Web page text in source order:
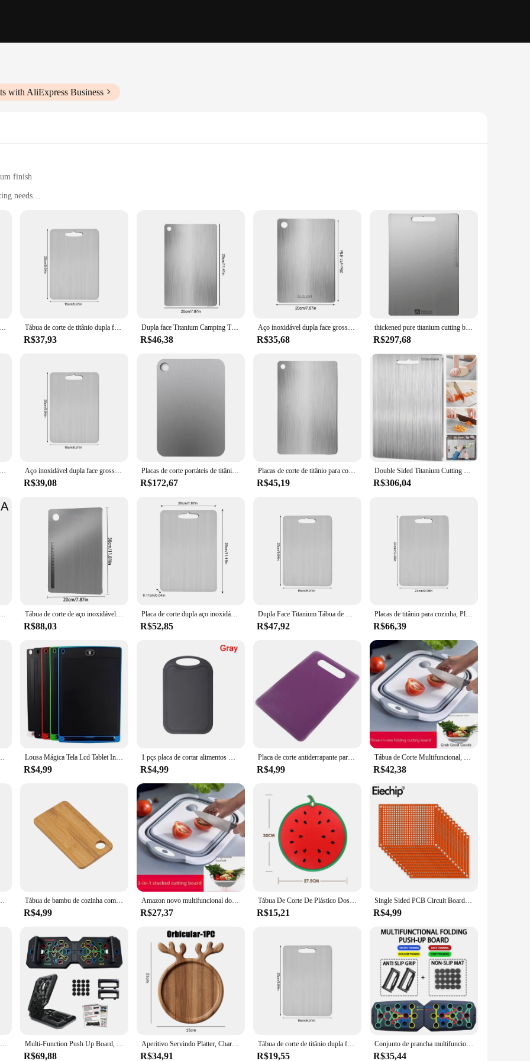
with AliExpress Business
finish
needs
kitchen design and functionality. Crafted from high-grade titanium, this cutting board offers unparalleled durability and resistance to
after prolonged use. Its sleek, modern design with a titanium finish not only adds a touch of elegance to your kitchen but also makes it a
Kitchen Cutting Board is designed to cater to all your cutting needs. Available in a variety of sizes, this cutting board can be tailored
vegetables. Its lightweight nature belies its robustness, making it a pleasure to handle during food preparation. The set comes with
catering services, and wholesale suppliers. At the same time, its stylish design and practicality make it a perfect gift for any kitchen
or seeking a reliable product for your business, the Titanium Kitchen Cutting Board is the ultimate choice.
Placas de corte de titânio para cozinha placa de corte de aço inoxidável 304 placa de corte de dupla face de grau alimentício Tábua de corte de titânio dupla face, leve, durável, bloco de cortar, fácil de limpar, para acampamento ao ar livre, piquenique
R$37,93
Dupla face Titanium Camping Tábua de Corte, Tábua de Corte, aço inoxidável, Heavy Duty, Cozinha
R$46,38
Aço inoxidável dupla face grossa tábua de cortar, 304 titânio placa de corte, produto comestível, carne, frutas, legumes
R$35,68
thickened pure titanium cutting board, household titanium alloy rolling surface and cutting board, vegetable cutting board
R$297,68
Placa de corte dupla de titânio grosso, 1.1mm, adequado para casa, cozinha, cozinhar, ao ar livre, camping, caminhadas, mochila Aço inoxidável dupla face grossa tábua de cortar, 304 titânio placa de corte, produto comestível, carne, frutas, legumes
R$39,08
Placas de corte portáteis de titânio puro, Dupla face, Pendurado Tábua com borda lisa, Cozinha
R$172,67
Placas de corte de titânio para cozinha, Placa de corte de aço inoxidável, Dupla face Food Grade Cutting Board, 304
R$45,19
Double Sided Titanium Cutting Mat, 2mm Espessura, 100% Puro, Cozinha, Borda, Higiene, Durabilidade, Mat
R$306,04
Placas de corte de titânio para cozinha, Placa de corte de aço inoxidável, Dupla face Food Grade Cutting Board, 304 Tábua de corte de aço inoxidável espessada, aço de titânio, antibacteriana e à prova de mofo, tábua de corte doméstica 316
R$88,03
Placa de corte dupla aço inoxidável 304, titânio cozinha tábua de cortar, produto comestível, esteira de corte, tábua de corte portátil
R$52,85
Dupla Face Titanium Tábua de Corte, Leve, Durável Placa de Cozinha, Bloco de Corte, Fácil de Limpar, Casa, Exterior, Camping, Piquenique
R$47,92
Placas de titânio para cozinha, Placa de corte de aço inoxidável, Placa de corte dupla face Food Grade
R$66,39
placa de corte vegetal, para o agregado familiar Lousa Mágica Tela Lcd Tablet Infantil De Escrever E Desenhar Pintar Escrito 8.5 Polegadas
R$4,99
1 pçs placa de cortar alimentos mini antiderrapante cozinha carne frutas vegetais corte fatia corte
R$4,99
Placa de corte antiderrapante para corte vegetal, acessórios de cozinha
R$4,99
Tábua de Corte Multifuncional, Tábua de Corte Dobrável, Cesta Drenagem Conveniente e Simples, Suprimentos de Cozinha, Novo
R$42,38
Corte de Cozinha, Frutas e Legumes Antiderrapantes, 1Pc Tábua de bambu de cozinha com furos, Mini tábuas de cortar frutas e vegetais, Placa de servir sólida espessada, Casa e Camping
R$4,99
Amazon novo multifuncional dobrável tábua de cortar suprimentos de cozinha pia lavagem bacia de vegetais cesta de drenagem material de plástico
R$27,37
Tábua De Corte De Plástico Dos Desenhos Animados, Fruta, Melancia, Vegetal Em Forma De Limão, Piquenique De Cozinha Doméstica Segura, 1Pc
R$15,21
Single Sided PCB Circuit Board, Pão Protoboard Board, Universal Impresso, DIY Set, Amarelo, 5x7 cm, 10Pcs
R$4,99
Tábua de corte de titânio 304 aço inoxidável retangular dupla face cozinha blocos de cortar grau alimentício placa de amassar carne de frutas Multi-Function Push Up Board, Push Up Bar, Push up Handles, Professional Home Workout, Equipamento de ginástica, Treinamento de força
R$69,88
Aperitivo Servindo Platter, Charcutaria Board, Bandeja decorativa do Natal, Sobremesa, Petiscos, Frutas, Cookies, Cozinha Suprimentos
R$34,91
Tábua de corte de titânio dupla face tábua de cortar de cozinha de qualidade alimentar placa de corte portátil bandeja de servir para carne
R$19,55
Conjunto de prancha multifuncional portátil com alças, equipamento fitness dobrável para peito, abdômen, braços e costas, treinamento
R$35,44